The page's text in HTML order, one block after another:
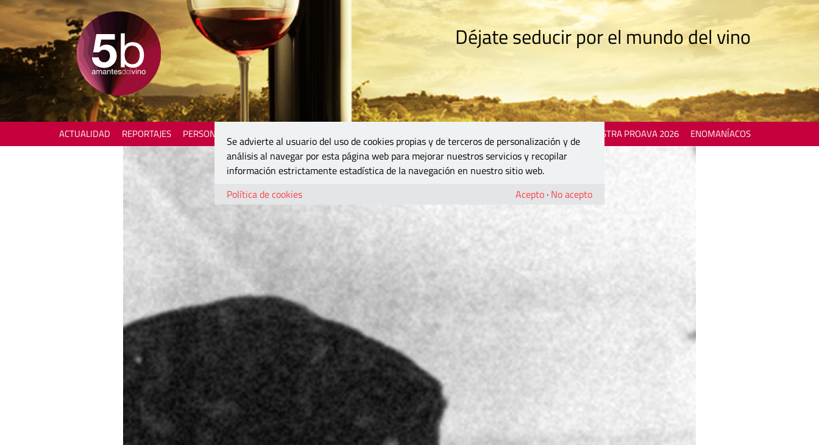
Déjate seducir por el mundo del vino
ACTUALIDAD REPORTAJES PERSONAJES MOSTRA PROAVA 2026 ENOMANÍACOS
Se advierte al usuario del uso de cookies propias y de terceros de personalización y de
análisis al navegar por esta página web para mejorar nuestros servicios y recopilar
información estrictamente estadística de la navegación en nuestro sitio web.
Política de cookies
Acepto · No acepto